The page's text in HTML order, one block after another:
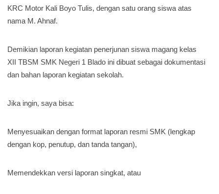
KRC Motor Kali Boyo Tulis, dengan satu orang siswa atas
nama M. Ahnaf.
Demikian laporan kegiatan penerjunan siswa magang kelas
XII TBSM SMK Negeri 1 Blado ini dibuat sebagai dokumentasi
dan bahan laporan kegiatan sekolah.
Jika ingin, saya bisa:
Menyesuaikan dengan format laporan resmi SMK (lengkap
dengan kop, penutup, dan tanda tangan),
Memendekkan versi laporan singkat, atau